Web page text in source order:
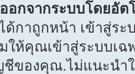
อกจากระบบโดยอัต
กาถูกหน้า เข้าสู่ระ
ให้คุณเข้าสู่ระบบเ
ของคุณ.ไม่แนะนำ